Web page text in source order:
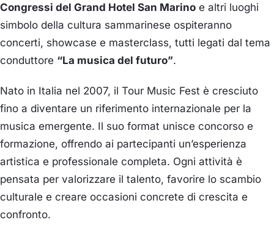
Congressi del Grand Hotel San Marino e altri luoghi
simbolo della cultura sammarinese ospiteranno
concerti, showcase e masterclass, tutti legati dal tema
conduttore “La musica del futuro”.
Nato in Italia nel 2007, il Tour Music Fest è cresciuto
fino a diventare un riferimento internazionale per la
musica emergente. Il suo format unisce concorso e
formazione, offrendo ai partecipanti un’esperienza
artistica e professionale completa. Ogni attività è
pensata per valorizzare il talento, favorire lo scambio
culturale e creare occasioni concrete di crescita e
confronto.